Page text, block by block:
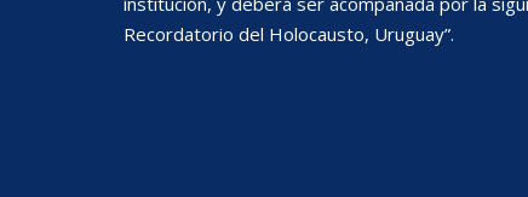
Recordatorio del Holocausto, Uruguay”.